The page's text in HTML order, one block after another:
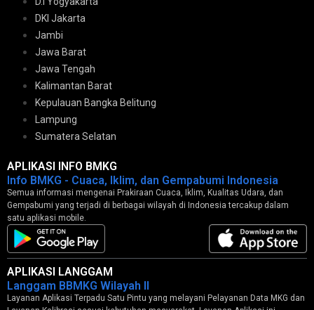
DKI Jakarta
Jambi
Jawa Barat
Jawa Tengah
Kalimantan Barat
Kepulauan Bangka Belitung
Lampung
Sumatera Selatan
APLIKASI INFO BMKG
Info BMKG - Cuaca, Iklim, dan Gempabumi Indonesia
Semua informasi mengenai Prakiraan Cuaca, Iklim, Kualitas Udara, dan
Gempabumi yang terjadi di berbagai wilayah di Indonesia tercakup dalam
satu aplikasi mobile.
APLIKASI LANGGAM
Langgam BBMKG Wilayah II
Layanan Aplikasi Terpadu Satu Pintu yang melayani Pelayanan Data MKG dan